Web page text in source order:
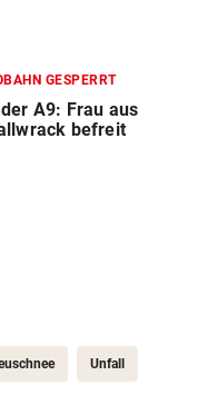
GESPERRT
A9: Frau aus
befreit
Unfall